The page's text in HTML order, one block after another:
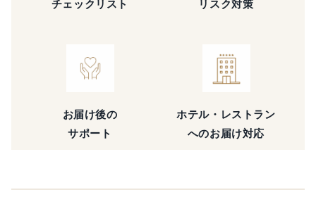
チェックリスト
リスク対策
お届け後の
サポート
ホテル・レストラン
へのお届け対応